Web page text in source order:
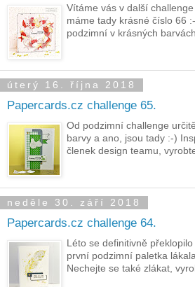
Vítáme vás v další
máme tady krásné číslo 66
podzimní v krásných
úterý 16. října 2018
Papercards.cz challenge 65.
Od podzimní challenge
barvy a ano, jsou tady :-)
členek design teamu,
neděle 30. září 2018
Papercards.cz challenge 64.
Léto se definitivně
první podzimní paletka
Nechejte se také zlákat,